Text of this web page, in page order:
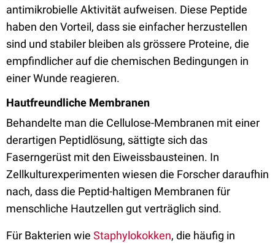
antimikrobielle Aktivität aufweisen. Diese Peptide
haben den Vorteil, dass sie einfacher herzustellen
sind und stabiler bleiben als grössere Proteine, die
empfindlicher auf die chemischen Bedingungen in
einer Wunde reagieren.
Hautfreundliche Membranen
Behandelte man die Cellulose-Membranen mit einer
derartigen Peptidlösung, sättigte sich das
Faserngerüst mit den Eiweissbausteinen. In
Zellkulturexperimenten wiesen die Forscher daraufhin
nach, dass die Peptid-haltigen Membranen für
menschliche Hautzellen gut verträglich sind.
Für Bakterien wie Staphylokokken, die häufig in